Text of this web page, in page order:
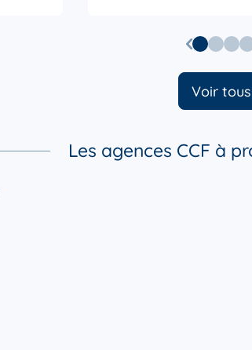
Voir
Les agences CCF à